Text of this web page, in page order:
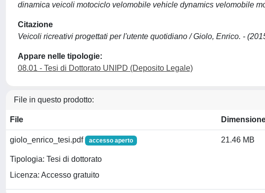
dinamica veicoli motociclo velomobile vehicle dynamics velomobile
Citazione
Veicoli ricreativi progettati per l'utente quotidiano / Giolo, Enrico. -
Appare nelle tipologie:
08.01 - Tesi di Dottorato UNIPD (Deposito Legale)
File in questo prodotto:
File
giolo_enrico_tesi.pdf accesso aperto
Tipologia: Tesi di dottorato
Licenza: Accesso gratuito
21.46 MB